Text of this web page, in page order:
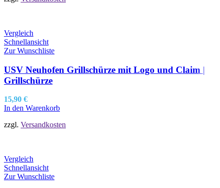
Vergleich
Schnellansicht
Zur Wunschliste
USV Neuhofen Grillschürze mit Logo und Claim |
Grillschürze
15,90 €
In den Warenkorb
zzgl. Versandkosten
Vergleich
Schnellansicht
Zur Wunschliste